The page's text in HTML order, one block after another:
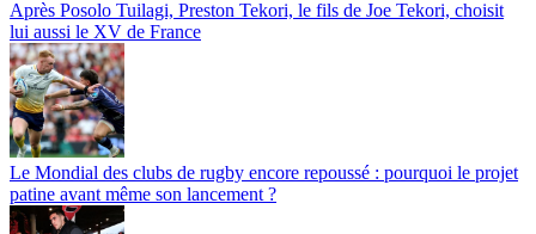
Après Posolo Tuilagi, Preston Tekori, le fils de Joe Tekori, choisit
lui aussi le XV de France
Le Mondial des clubs de rugby encore repoussé : pourquoi le projet
patine avant même son lancement ?